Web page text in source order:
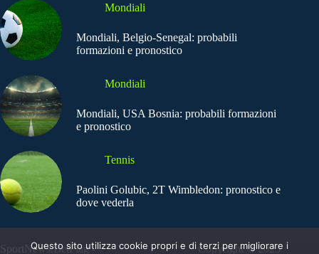
Mondiali
Mondiali, Belgio-Senegal: probabili
formazioni e pronostico
Mondiali
Mondiali, USA Bosnia: probabili formazioni
e pronostico
Tennis
Paolini Golubic, 2T Wimbledon: pronostico e
dove vederla
SportNews.BetFlag - Copyright © 2025
Questo sito utilizza cookie propri e di terzi per migliorare i